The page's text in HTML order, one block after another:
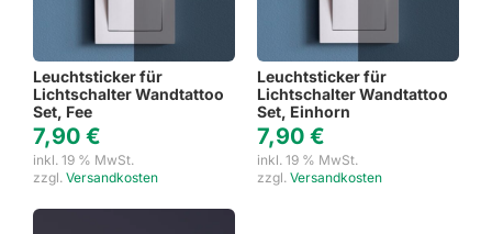
Leuchtsticker für
Lichtschalter Wandtattoo
Set, Fee
7,90 €
inkl. 19 % MwSt.
zzgl. Versandkosten
Leuchtsticker für
Lichtschalter Wandtattoo
Set, Einhorn
7,90 €
inkl. 19 % MwSt.
zzgl. Versandkosten